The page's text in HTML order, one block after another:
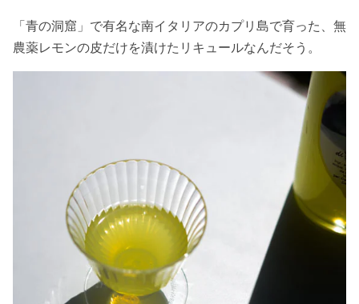
「青の洞窟」で有名な南イタリアのカプリ島で育った、無
農薬レモンの皮だけを漬けたリキュールなんだそう。